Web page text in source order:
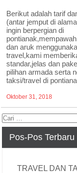
Berikut adalah tarif
(antar jemput di
ingin berpergian di
dan aruk
travel,kami
standar,jelas dan
pilihan armada serta
taksi/travel di
Oktober 31, 2018
Pos-Pos Terbaru
TRAVEL DAN